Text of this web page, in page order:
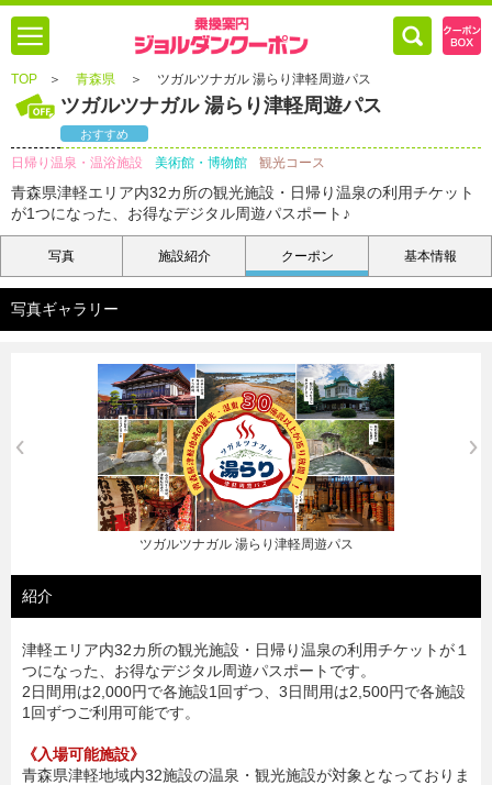
TOP ＞ 青森県 ＞ ツガルツナガル 湯らり津軽周遊パス
ツガルツナガル 湯らり津軽周遊パス
おすすめ
日帰り温泉・温浴施設 美術館・博物館 観光コース
青森県津軽エリア内32カ所の観光施設・日帰り温泉の利用チケット
が1つになった、お得なデジタル周遊パスポート♪
写真 施設紹介 クーポン 基本情報
写真ギャラリー
ツガルツナガル 湯らり津軽周遊パス
紹介
津軽エリア内32カ所の観光施設・日帰り温泉の利用チケットが１
つになった、お得なデジタル周遊パスポートです。
2日間用は2,000円で各施設1回ずつ、3日間用は2,500円で各施設
1回ずつご利用可能です。
《入場可能施設》
青森県津軽地域内32施設の温泉・観光施設が対象となっておりま